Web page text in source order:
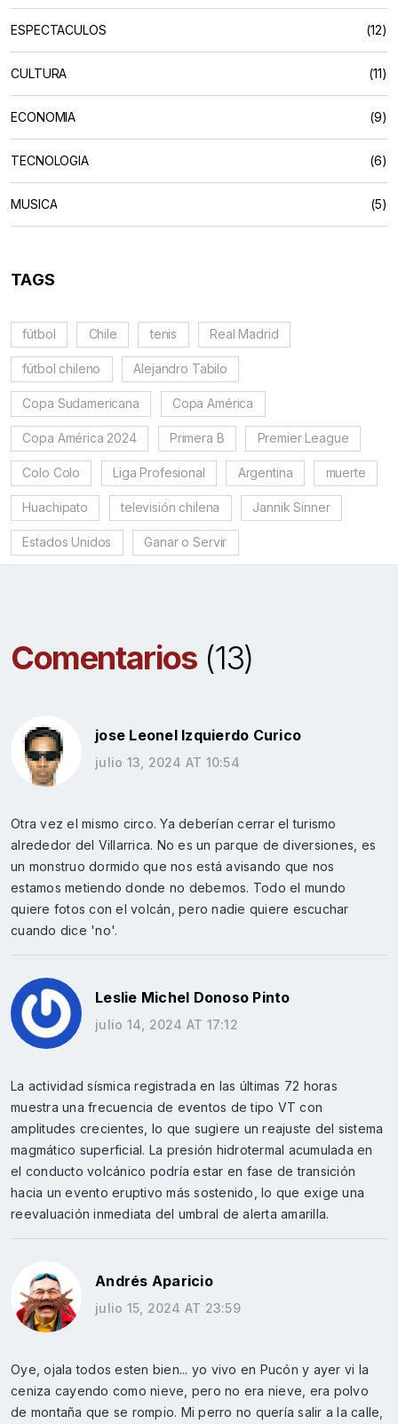
ESPECTACULOS (12)
CULTURA (11)
ECONOMIA (9)
TECNOLOGIA (6)
MUSICA (5)
TAGS
fútbol Chile tenis Real Madrid
fútbol chileno Alejandro Tabilo
Copa Sudamericana Copa América
Copa América 2024 Primera B Premier League
Colo Colo Liga Profesional Argentina muerte
Huachipato televisión chilena Jannik Sinner
Estados Unidos Ganar o Servir
Comentarios(13)
jose Leonel Izquierdo Curico
julio 13, 2024 AT 10:54
Otra vez el mismo circo. Ya deberían cerrar el turismo
alrededor del Villarrica. No es un parque de diversiones, es
un monstruo dormido que nos está avisando que nos
estamos metiendo donde no debemos. Todo el mundo
quiere fotos con el volcán, pero nadie quiere escuchar
cuando dice 'no'.
Leslie Michel Donoso Pinto
julio 14, 2024 AT 17:12
La actividad sísmica registrada en las últimas 72 horas
muestra una frecuencia de eventos de tipo VT con
amplitudes crecientes, lo que sugiere un reajuste del sistema
magmático superficial. La presión hidrotermal acumulada en
el conducto volcánico podría estar en fase de transición
hacia un evento eruptivo más sostenido, lo que exige una
reevaluación inmediata del umbral de alerta amarilla.
Andrés Aparicio
julio 15, 2024 AT 23:59
Oye, ojala todos esten bien... yo vivo en Pucón y ayer vi la
ceniza cayendo como nieve, pero no era nieve, era polvo
de montaña que se rompio. Mi perro no quería salir a la calle,